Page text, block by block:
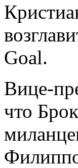
Goal.
Вице-
что